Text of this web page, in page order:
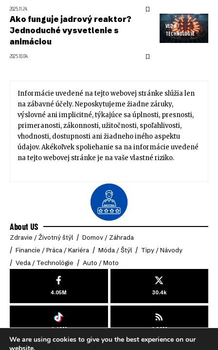
2025.11.24.
VEDA /
TECHNOLÓGIE
Ako funguje jadrový reaktor?
Jednoduché vysvetlenie s
animáciou
2025.10.04.
Informácie uvedené na tejto webovej stránke slúžia len
na zábavné účely. Neposkytujeme žiadne záruky,
výslovné ani implicitné, týkajúce sa úplnosti, presnosti,
primeranosti, zákonnosti, užitočnosti, spoľahlivosti,
vhodnosti, dostupnosti ani žiadneho iného aspektu
údajov. Akékoľvek spoliehanie sa na informácie uvedené
na tejto webovej stránke je na vaše vlastné riziko.
About US
Zdravie / Životný štýl
Domov / Záhrada
Financie / Práca / Kariéra
Móda / Štýl
Tipy / Návody
Veda / Technológie
Auto / Moto
4.05M 30.4k
4.49M 4.03M
© 2025 Online-Klub. All Rights Reserved.
We are using cookies to give you the best experience on our